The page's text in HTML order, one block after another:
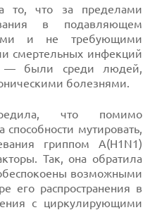
то, что за пределами
в подавляющем
и не требующими
смертельных инфекций
— были среди людей,
болезнями.
что помимо
способности мутировать,
гриппом A(H1N1)
Так, она обратила
возможными
его распространения в
с циркулирующими